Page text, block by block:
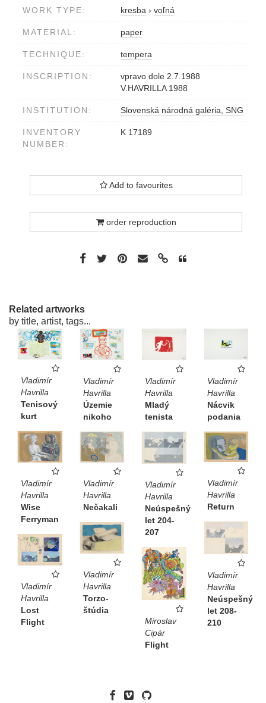
WORK TYPE: kresba › voľná
MATERIAL: paper
TECHNIQUE: tempera
INSCRIPTION:
vpravo dole 2.7.1988
V.HAVRILLA 1988
INSTITUTION: Slovenská národná galéria, SNG
INVENTORY
NUMBER:
K 17189
Add to favourites
order reproduction
Related artworks
by title, artist, tags...
Vladimír
Havrilla
Tenisový
kurt
Vladimír
Havrilla
Územie
nikoho
Vladimír
Havrilla
Mladý
tenista
Vladimír
Havrilla
Nácvik
podania
Vladimír
Havrilla
Wise
Ferryman
Vladimír
Havrilla
Return
Vladimír
Havrilla
Nečakali
Vladimír
Havrilla
Neúspešný
let 204-
207
Vladimír
Havrilla
Neúspešný
let 208-
210
Vladimír
Havrilla
Torzo-
štúdia
Vladimír
Havrilla
Lost
Flight
Miroslav
Cipár
Flight